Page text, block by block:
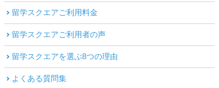
留学スクエアご利用料金
留学スクエアご利用者の声
留学スクエアを選ぶ8つの理由
よくある質問集